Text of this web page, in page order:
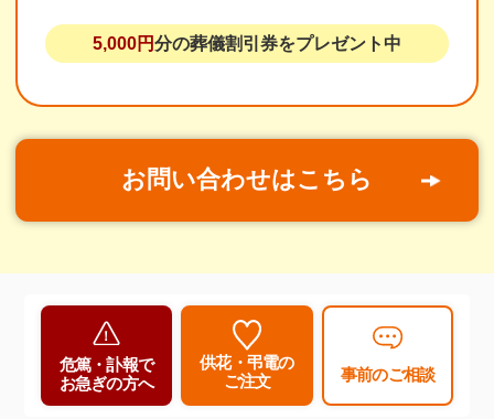
5,000円分の葬儀割引券をプレゼント中
お問い合わせはこちら
危篤・訃報で
お急ぎの方へ
供花・弔電の
ご注文
事前のご相談